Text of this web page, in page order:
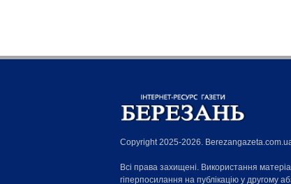
Copyright 2025-2026.
Всі права захищені. Використання
гіперпосилання на публікацію у другому